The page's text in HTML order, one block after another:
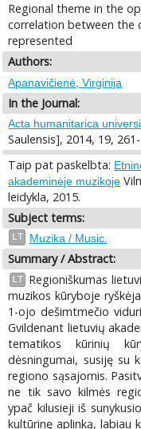
Regional theme in the
correlation between the
represented
Authors:
Apanavičienė, Virginija
In the Journal:
Acta humanitarica
Saulensis], 2014, 19,
Taip pat paskelbta:
akademinėje muzikoje
leidykla, 2015.
Subject terms:
LT Muzika / Music.
Summary / Abstract:
LT
Regioniškumas
muzikos kūryboje
1-ojo dešimtmečio
Gvildenant lietuvių
tematikos kūrinių
dėsningumai, susiję su
regiono sąsajomis.
ne tik savo kilmės
ypač kilusieji iš
kultūrinę aplinką, labiau